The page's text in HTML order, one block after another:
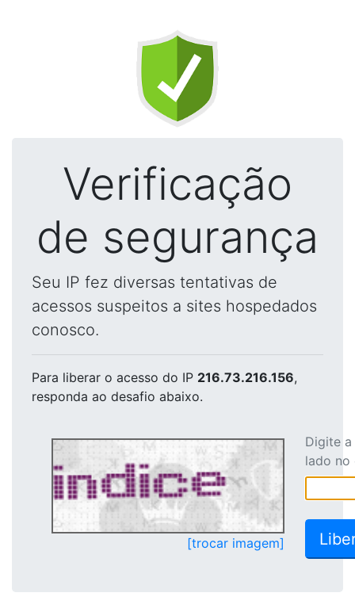
Verificação
de segurança
Seu IP fez diversas tentativas de
acessos suspeitos a sites hospedados
conosco.
Para liberar o acesso do IP 216.73.216.156,
responda ao desafio abaixo.
[trocar imagem]
Digite
lado no